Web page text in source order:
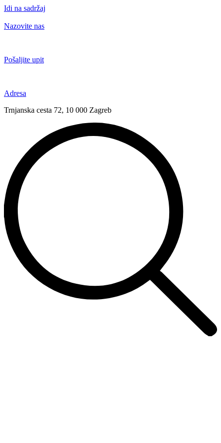
Idi na sadržaj
Nazovite nas
Pošaljite upit
Adresa
Trnjanska cesta 72, 10 000 Zagreb